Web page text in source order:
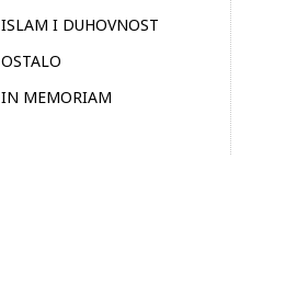
ISLAM I DUHOVNOST
OSTALO
IN MEMORIAM